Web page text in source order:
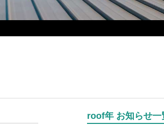
roof年 お知らせ一